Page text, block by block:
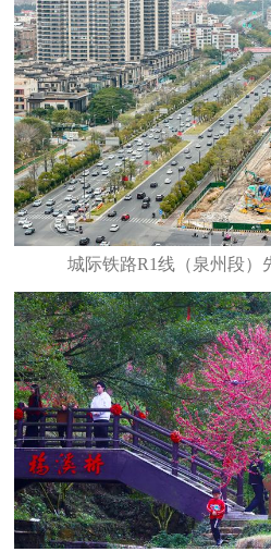
城际铁路R1线（泉州段）